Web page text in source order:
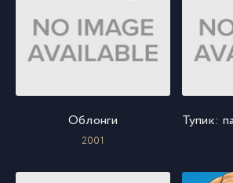
Облонги
2001